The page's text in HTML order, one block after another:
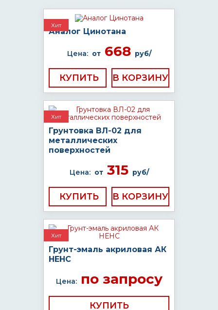
Хит
Аналог Цинотана
Цена: от668 руб/
КУПИТЬ
Хит
Грунтовка ВЛ-02 для
металлических
поверхностей
Цена: от315 руб/
КУПИТЬ
Хит
Грунт-эмаль акриловая АК
НЕНС
Цена:по запросу
КУПИТЬ